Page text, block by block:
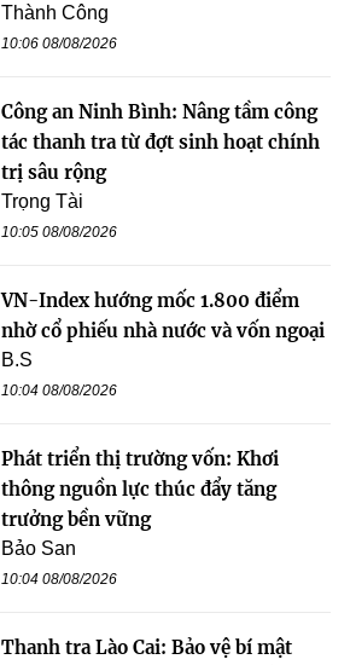
Thành Công
10:06 08/08/2026
Công an Ninh Bình: Nâng tầm công
tác thanh tra từ đợt sinh hoạt chính
trị sâu rộng
Trọng Tài
10:05 08/08/2026
VN-Index hướng mốc 1.800 điểm
nhờ cổ phiếu nhà nước và vốn ngoại
B.S
10:04 08/08/2026
Phát triển thị trường vốn: Khơi
thông nguồn lực thúc đẩy tăng
trưởng bền vững
Bảo San
10:04 08/08/2026
Thanh tra Lào Cai: Bảo vệ bí mật